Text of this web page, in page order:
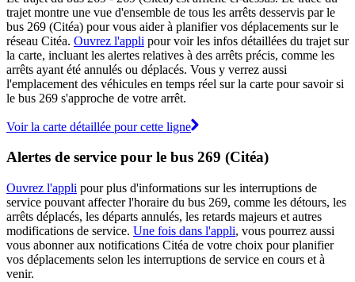
trajet montre une vue d'ensemble de tous les arrêts desservis par le
bus 269 (Citéa) pour vous aider à planifier vos déplacements sur le
réseau Citéa. Ouvrez l'appli pour voir les infos détaillées du trajet sur
la carte, incluant les alertes relatives à des arrêts précis, comme les
arrêts ayant été annulés ou déplacés. Vous y verrez aussi
l'emplacement des véhicules en temps réel sur la carte pour savoir si
le bus 269 s'approche de votre arrêt.
Voir la carte détaillée pour cette ligne
Alertes de service pour le bus 269 (Citéa)
Ouvrez l'appli pour plus d'informations sur les interruptions de
service pouvant affecter l'horaire du bus 269, comme les détours, les
arrêts déplacés, les départs annulés, les retards majeurs et autres
modifications de service. Une fois dans l'appli, vous pourrez aussi
vous abonner aux notifications Citéa de votre choix pour planifier
vos déplacements selon les interruptions de service en cours et à
venir.